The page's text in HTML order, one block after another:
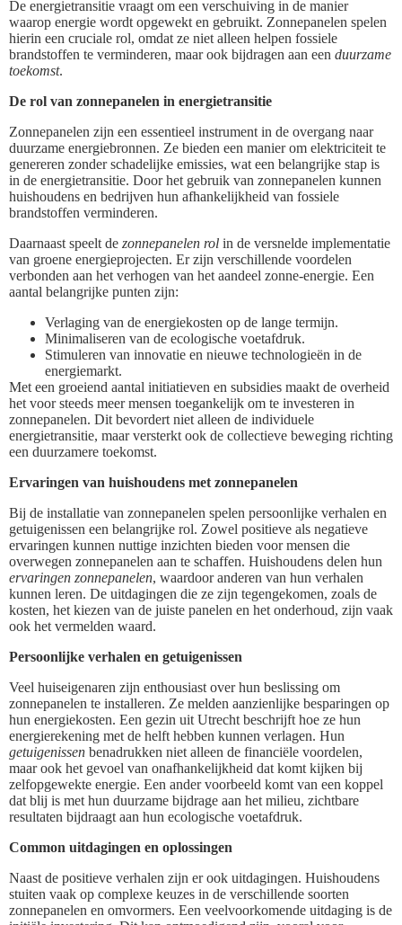
De energietransitie vraagt om een verschuiving in de manier
waarop energie wordt opgewekt en gebruikt. Zonnepanelen spelen
hierin een cruciale rol, omdat ze niet alleen helpen fossiele
brandstoffen te verminderen, maar ook bijdragen aan een duurzame
toekomst.
De rol van zonnepanelen in energietransitie
Zonnepanelen zijn een essentieel instrument in de overgang naar
duurzame energiebronnen. Ze bieden een manier om elektriciteit te
genereren zonder schadelijke emissies, wat een belangrijke stap is
in de energietransitie. Door het gebruik van zonnepanelen kunnen
huishoudens en bedrijven hun afhankelijkheid van fossiele
brandstoffen verminderen.
Daarnaast speelt de zonnepanelen rol in de versnelde implementatie
van groene energieprojecten. Er zijn verschillende voordelen
verbonden aan het verhogen van het aandeel zonne-energie. Een
aantal belangrijke punten zijn:
Verlaging van de energiekosten op de lange termijn.
Minimaliseren van de ecologische voetafdruk.
Stimuleren van innovatie en nieuwe technologieën in de
energiemarkt.
Met een groeiend aantal initiatieven en subsidies maakt de overheid
het voor steeds meer mensen toegankelijk om te investeren in
zonnepanelen. Dit bevordert niet alleen de individuele
energietransitie, maar versterkt ook de collectieve beweging richting
een duurzamere toekomst.
Ervaringen van huishoudens met zonnepanelen
Bij de installatie van zonnepanelen spelen persoonlijke verhalen en
getuigenissen een belangrijke rol. Zowel positieve als negatieve
ervaringen kunnen nuttige inzichten bieden voor mensen die
overwegen zonnepanelen aan te schaffen. Huishoudens delen hun
ervaringen zonnepanelen, waardoor anderen van hun verhalen
kunnen leren. De uitdagingen die ze zijn tegengekomen, zoals de
kosten, het kiezen van de juiste panelen en het onderhoud, zijn vaak
ook het vermelden waard.
Persoonlijke verhalen en getuigenissen
Veel huiseigenaren zijn enthousiast over hun beslissing om
zonnepanelen te installeren. Ze melden aanzienlijke besparingen op
hun energiekosten. Een gezin uit Utrecht beschrijft hoe ze hun
energierekening met de helft hebben kunnen verlagen. Hun
getuigenissen benadrukken niet alleen de financiële voordelen,
maar ook het gevoel van onafhankelijkheid dat komt kijken bij
zelfopgewekte energie. Een ander voorbeeld komt van een koppel
dat blij is met hun duurzame bijdrage aan het milieu, zichtbare
resultaten bijdraagt aan hun ecologische voetafdruk.
Common uitdagingen en oplossingen
Naast de positieve verhalen zijn er ook uitdagingen. Huishoudens
stuiten vaak op complexe keuzes in de verschillende soorten
zonnepanelen en omvormers. Een veelvoorkomende uitdaging is de